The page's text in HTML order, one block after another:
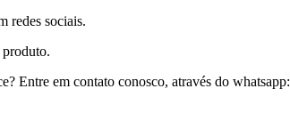
redes sociais.
produto.
Entre em contato conosco, através do whatsapp: